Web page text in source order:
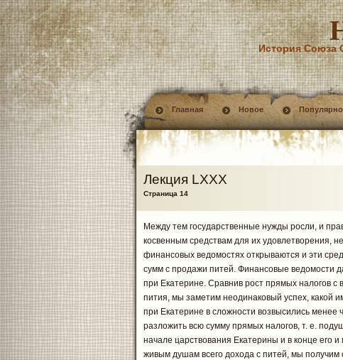
История Союза
Главная Новое
Лекция LXXX
Страница 14
Между тем государственные нужды росли, и
косвенным средствам для их удовлетворения,
финансовых ведомостях открываются и эти
сумм с продажи питей. Финансовые ведомости
при Екатерине. Сравнив рост прямых налогов с
пития, мы заметим неодинаковый успех, какой
при Екатерине в сложности возвысились менее
разложить всю сумму прямых налогов, т. е.
начале царствования Екатерины и в конце его
живым душам всего дохода с питей, мы